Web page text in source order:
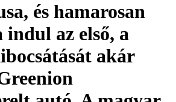
és hamarosan
az első, a
akár